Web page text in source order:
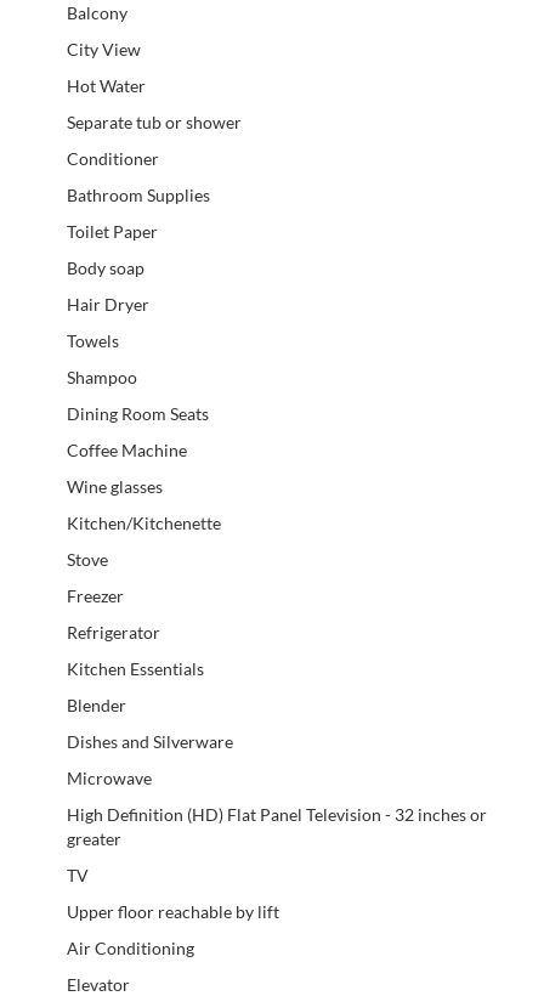
Balcony
City View
Hot Water
Separate tub or shower
Conditioner
Bathroom Supplies
Toilet Paper
Body soap
Hair Dryer
Towels
Shampoo
Dining Room Seats
Coffee Machine
Wine glasses
Kitchen/Kitchenette
Stove
Freezer
Refrigerator
Kitchen Essentials
Blender
Dishes and Silverware
Microwave
High Definition (HD) Flat Panel Television - 32 inches or
greater
TV
Upper floor reachable by lift
Air Conditioning
Elevator